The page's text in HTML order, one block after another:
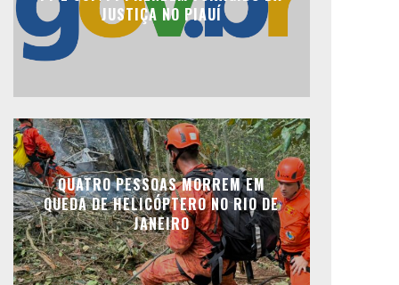
JUSTIÇA NO PIAUÍ
QUATRO PESSOAS MORREM EM
QUEDA DE HELICÓPTERO NO RIO DE
JANEIRO